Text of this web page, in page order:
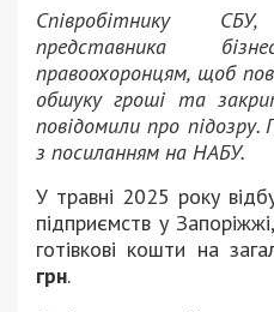
Співробітнику
представника
правоохоронцям, щоб
обшуку гроші та
повідомили про підозру.
з посиланням на НАБУ.
У травні 2025 року
підприємств у
готівкові кошти на
грн.